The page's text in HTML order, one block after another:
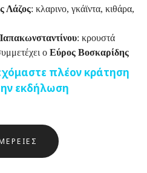
Λάζος: κλαρινο, γκάϊντα, κιθάρα,
: κρουστά
ο Εύρος Βοσκαρίδης
πλέον κράτηση
εκδήλωση